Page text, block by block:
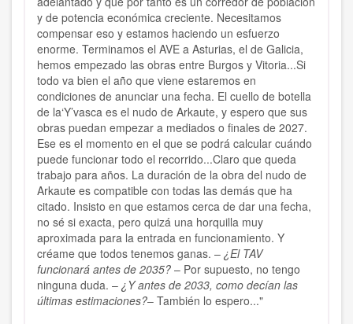
y de potencia económica creciente. Necesitamos
compensar eso y estamos haciendo un esfuerzo
enorme. Terminamos el AVE a Asturias, el de Galicia,
hemos empezado las obras entre Burgos y Vitoria...Si
todo va bien el año que viene estaremos en
condiciones de anunciar una fecha. El cuello de botella
de la‘Y’vasca es el nudo de Arkaute, y espero que sus
obras puedan empezar a mediados o finales de 2027.
Ese es el momento en el que se podrá calcular cuándo
puede funcionar todo el recorrido...Claro que queda
trabajo para años. La duración de la obra del nudo de
Arkaute es compatible con todas las demás que ha
citado. Insisto en que estamos cerca de dar una fecha,
no sé si exacta, pero quizá una horquilla muy
aproximada para la entrada en funcionamiento. Y
créame que todos tenemos ganas. – ¿El TAV
funcionará antes de 2035? – Por supuesto, no tengo
ninguna duda. – ¿Y antes de 2033, como decían las
últimas estimaciones?– También lo espero..."